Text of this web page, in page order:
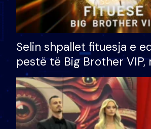
Selin shpallet fituesja e
pestë të Big Brother
çmimin e madh prej 100